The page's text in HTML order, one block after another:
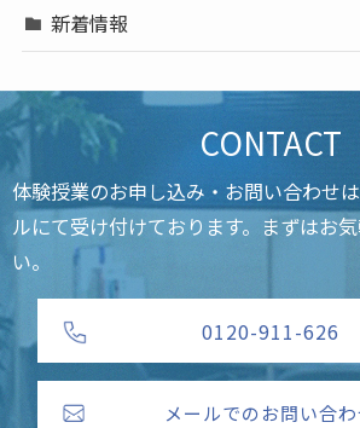
新着情報
CONTACT
体験授業のお申し込み・お問い合わせ
ルにて受け付けております。まずはお
い。
0120-911-626
メールでのお問い合